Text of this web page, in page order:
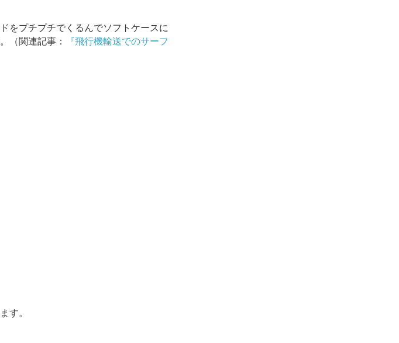
をプチプチでくるんでソフトケースに
（関連記事：
『飛行機輸送でのサーフ
す。